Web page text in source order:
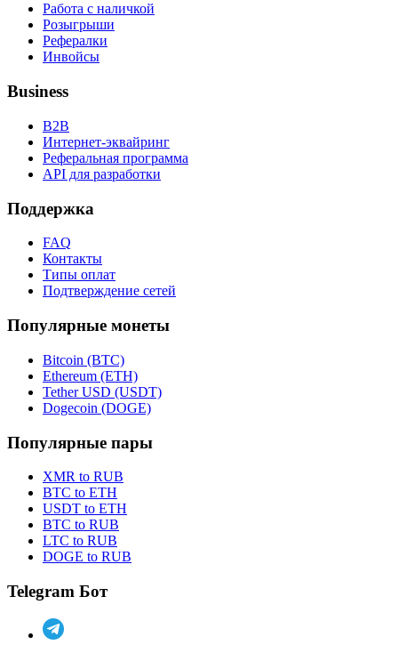
Работа с наличкой
Розыгрыши
Рефералки
Инвойсы
Business
B2B
Интернет-эквайринг
Реферальная программа
API для разработки
Поддержка
FAQ
Контакты
Типы оплат
Подтверждение сетей
Популярные монеты
Bitcoin (BTC)
Ethereum (ETH)
Tether USD (USDT)
Dogecoin (DOGE)
Популярные пары
XMR to RUB
BTC to ETH
USDT to ETH
BTC to RUB
LTC to RUB
DOGE to RUB
Telegram Бот